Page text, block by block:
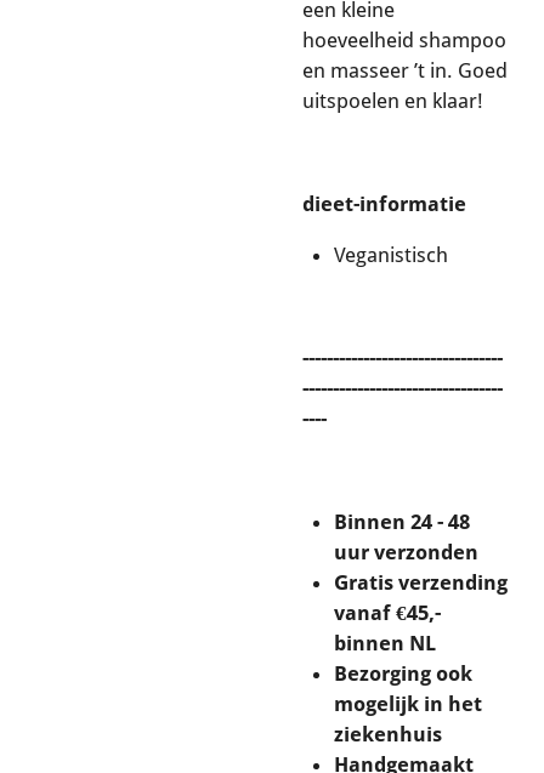
een kleine
hoeveelheid shampoo
en masseer ’t in. Goed
uitspoelen en klaar!
dieet-informatie
Veganistisch
---------------------------------
---------------------------------
----
Binnen 24 - 48
uur verzonden
Gratis verzending
vanaf €45,-
binnen NL
Bezorging ook
mogelijk in het
ziekenhuis
Handgemaakt